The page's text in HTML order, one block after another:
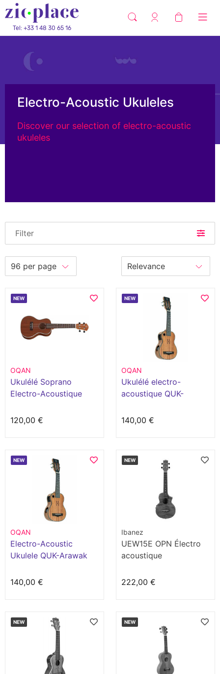
Tel: +33 1 48 30 65 16
Electro-Acoustic Ukuleles
Discover our selection of electro-acoustic
ukuleles
Filter
NEW
OQAN
Ukulélé Soprano
Electro-Acoustique
120,00 €
NEW
OQAN
Ukulélé electro-
acoustique QUK-
140,00 €
NEW
OQAN
Electro-Acoustic
Ukulele QUK-Arawak
140,00 €
NEW
Ibanez
UEW15E OPN Électro
acoustique
222,00 €
NEW NEW